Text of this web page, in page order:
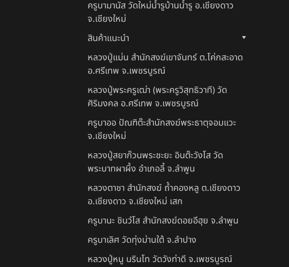
ครูบามานัส วัดใหม่น้ำรูบ้านน้ำรู อ.เชียงดาว
จ.เชียงใหม่
สินค้าแนะนำ
หลวงปู่แม่น สำนักสงฆ์เขาจันทร์ ต.โค่กสะอาด
อ.ศรีเทพ จ.เพชรบูรณ์
หลวงปู่พระครูเฒ่า (พระครูวิสุทธิวาที) วัด
ศิริมงคล อ.ศรีเทพ จ.เพชรบูรณ์
ครูบาออ ปัณฑิต๊ะสำนักสงฆ์พระธาตุจอมแวะ
จ.เชียงใหม่
หลวงปู่สยาก๊วนพระชะยะ อินต๊ะวังโส วัด
พระบาทผาผึ้ง อำเภอลี้ จ.ลำพูน
หลวงตาชา สำนักสงฆ์ ถ้ำคองหลู ต.เชียงดาว
อ.เชียงดาว จ.เชียงใหม่ เสก
ครูบานะ ชินวํโส สำนักสงฆ์ดอยอีฮุย จ.ลำพูน
ครูบาเลิศ วัดทุ่งม่านใต้ จ.ลำปาง
หลวงปู่หนู นรินโท วัดวังท่าดี จ.เพชรบูรณ์